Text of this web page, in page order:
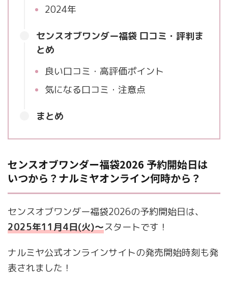
2024年
センスオブワンダー福袋 口コミ・評判ま
とめ
良い口コミ・高評価ポイント
気になる口コミ・注意点
まとめ
センスオブワンダー福袋2026 予約開始日は
いつから？ナルミヤオンライン何時から？
センスオブワンダー福袋2026の予約開始日は、
2025年11月4日(火)～スタートです！
ナルミヤ公式オンラインサイトの発売開始時刻も発
表されました！